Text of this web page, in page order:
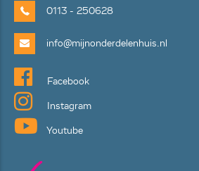
0113 - 250628
info@mijnonderdelenhuis.nl
Facebook
Instagram
Youtube